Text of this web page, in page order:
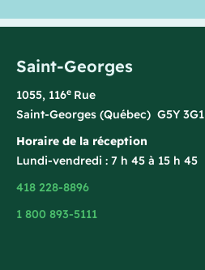
Saint-Georges
1055, 116e Rue
Saint-Georges (Québec) G5Y 3G1
Horaire de la réception
Lundi-vendredi : 7 h 45 à 15 h 45
418 228-8896
1 800 893-5111